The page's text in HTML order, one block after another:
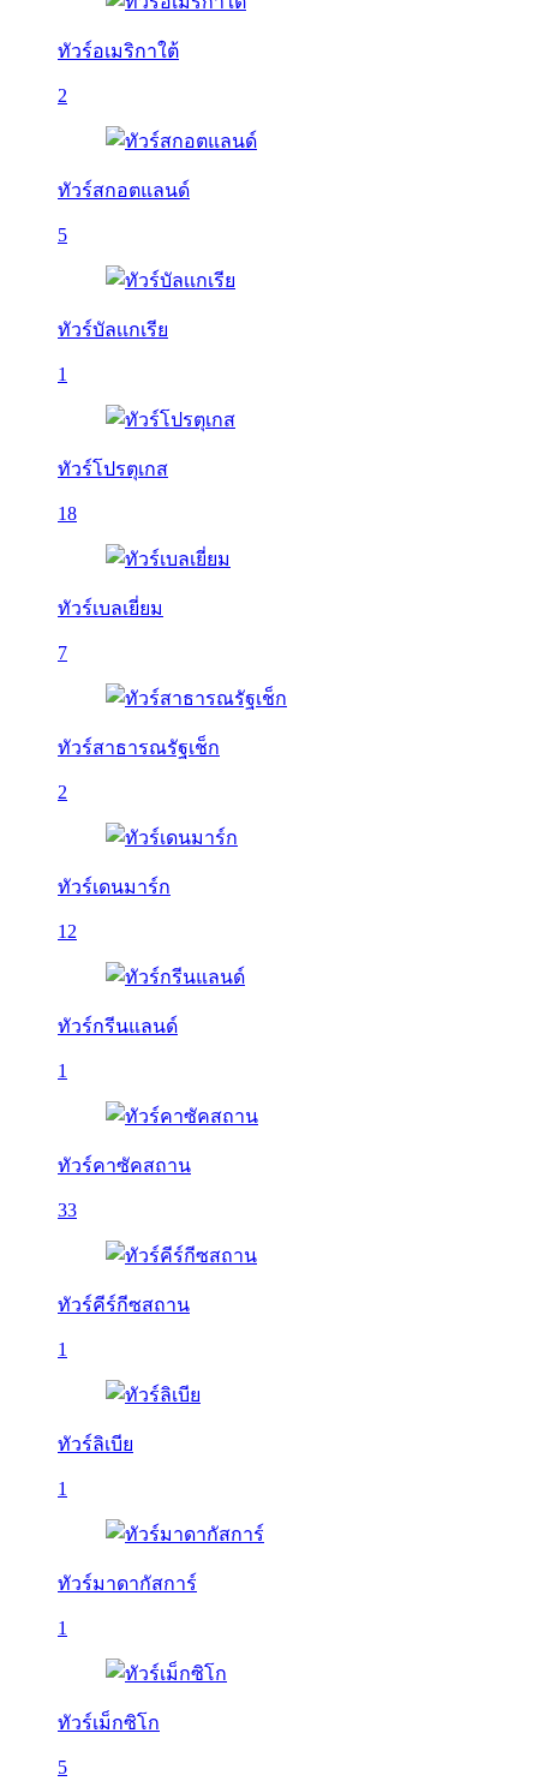
ทัวร์อเมริกาใต้
2
ทัวร์สกอตแลนด์
5
ทัวร์บัลเเกเรีย
1
ทัวร์โปรตุเกส
18
ทัวร์เบลเยี่ยม
7
ทัวร์สาธารณรัฐเช็ก
2
ทัวร์เดนมาร์ก
12
ทัวร์กรีนแลนด์
1
ทัวร์คาซัคสถาน
33
ทัวร์คีร์กีซสถาน
1
ทัวร์ลิเบีย
1
ทัวร์มาดากัสการ์
1
ทัวร์เม็กซิโก
5